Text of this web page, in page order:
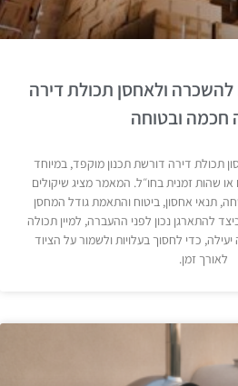
להשכרה ולאחסן תכולת דירה
חכמה ובטוחה
תכולת דירה דורשת תכנון מוקפד, במיוחד
שהות זמנית בחו״ל. המאמר מציג שיקולים
תנאי אחסון, ביטוח והתאמת גודל המחסן
להתארגן נכון לפני ההעברה, למיין תכולה
כדי לחסוך בעלויות ולשמור על הציוד
לאורך זמן.